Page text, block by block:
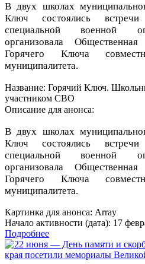
В двух школах
Ключ состоялись
специальной военной
организовала
Горячего Ключа
муниципалитета.
Название: Горячий Ключ.
участником СВО
Описание для анонса:
В двух школах
Ключ состоялись
специальной военной
организовала
Горячего Ключа
муниципалитета.
Картинка для анонса: Array
Начало активности (дата): 17
Подробнее